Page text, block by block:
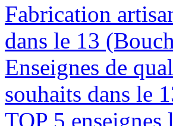
Fabrication
dans le 13
Enseignes de
souhaits dans le
TOP 5